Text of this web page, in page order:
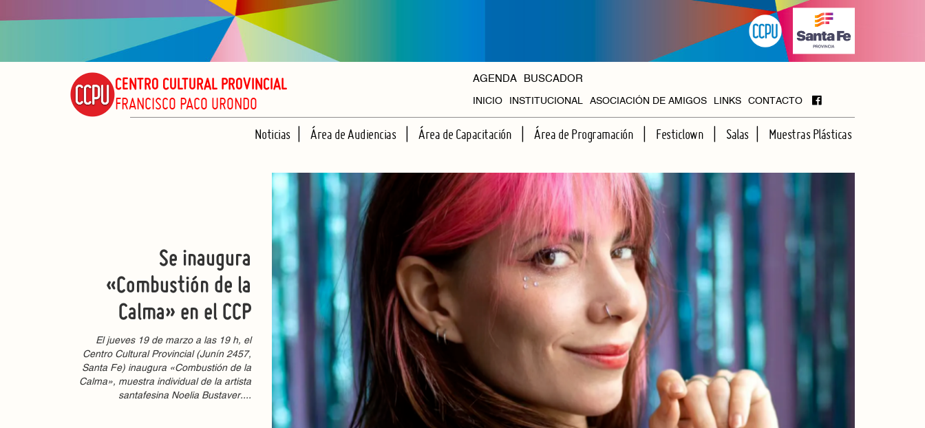
CENTRO CULTURAL PROVINCIAL
FRANCISCO PACO URONDO
AGENDA BUSCADOR
INICIO INSTITUCIONAL
HISTORIA
ORGANISMOS
ASOCIACIÓN DE AMIGOS LINKS CONTACTO
Noticias Área de Audiencias Área de Capacitación Área de Programación Festiclown Salas Muestras Plásticas
Se inaugura
«Combustión de la
Calma» en el CCP
El jueves 19 de marzo a las 19 h, el
Centro Cultural Provincial (Junín 2457,
Santa Fe) inaugura «Combustión de la
Calma», muestra individual de la artista
santafesina Noelia Bustaver....